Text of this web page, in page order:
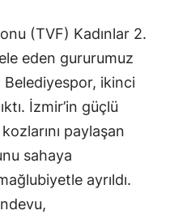
(TVF) Kadınlar 2.
eden gururumuz
Belediyespor, ikinci
İzmir’in güçlü
paylaşan
sahaya
ayrıldı.